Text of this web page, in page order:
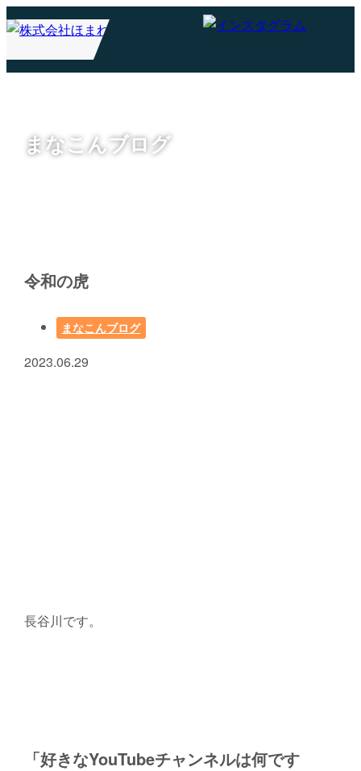
まなこんブログ
令和の虎
まなこんブログ
2023.06.29
長谷川です。
「好きなYouTubeチャンネルは何です